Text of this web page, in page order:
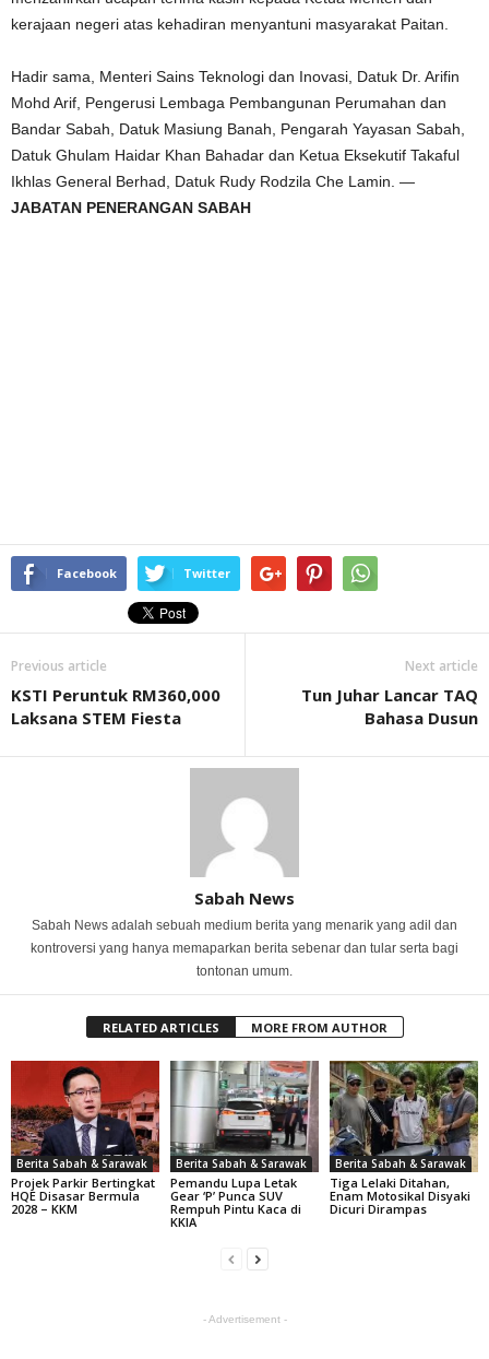
kerajaan negeri atas kehadiran menyantuni masyarakat Paitan.
Hadir sama, Menteri Sains Teknologi dan Inovasi, Datuk Dr. Arifin
Mohd Arif, Pengerusi Lembaga Pembangunan Perumahan dan
Bandar Sabah, Datuk Masiung Banah, Pengarah Yayasan Sabah,
Datuk Ghulam Haidar Khan Bahadar dan Ketua Eksekutif Takaful
Ikhlas General Berhad, Datuk Rudy Rodzila Che Lamin. —
JABATAN PENERANGAN SABAH
Facebook Twitter
Previous article
KSTI Peruntuk RM360,000
Laksana STEM Fiesta
Next article
Tun Juhar Lancar TAQ
Bahasa Dusun
Sabah News
Sabah News adalah sebuah medium berita yang menarik yang adil dan
kontroversi yang hanya memaparkan berita sebenar dan tular serta bagi
tontonan umum.
RELATED ARTICLES MORE FROM AUTHOR
Berita Sabah & Sarawak
Projek Parkir Bertingkat
HQE Disasar Bermula
2028 – KKM
Berita Sabah & Sarawak
Pemandu Lupa Letak
Gear ‘P’ Punca SUV
Rempuh Pintu Kaca di
KKIA
Berita Sabah & Sarawak
Tiga Lelaki Ditahan,
Enam Motosikal Disyaki
Dicuri Dirampas
- Advertisement -